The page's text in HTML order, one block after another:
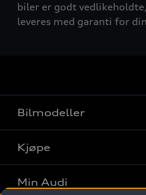
biler er godt
leveres med garanti for
Bilmodeller
Finn din Audi
Sammenlign bilmodeller
Kjøpe
Kjøpshjelp
Min Audi